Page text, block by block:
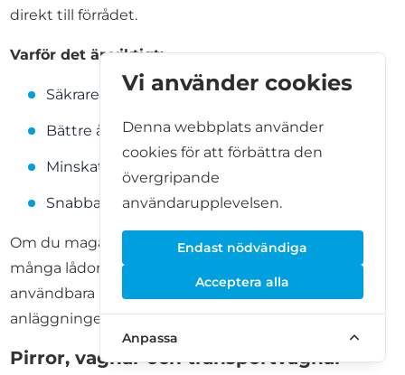
direkt till förrådet.
Varför det är viktigt:
Säkrare område för urlastning
Bättre åtkomst för större fordon
Minskat bärande till hissar eller korridorer
Snabbare process för in- och utflyttning
Om du magasinerar möbler, företagslager eller
många lådor kan en lastzon vara en av de mest
användbara bekvämligheterna på hela
anläggningen.
Pirror, vagnar och transportvagnar
Vi använder cookies
Denna webbplats använder
cookies för att förbättra den
övergripande
användarupplevelsen.
Endast nödvändiga
Acceptera alla
Anpassa